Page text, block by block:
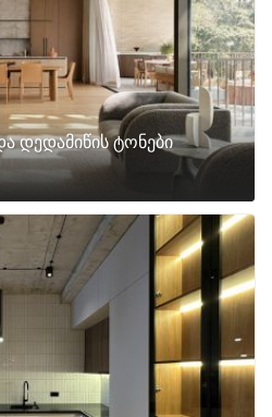
დედამიწის ტონები